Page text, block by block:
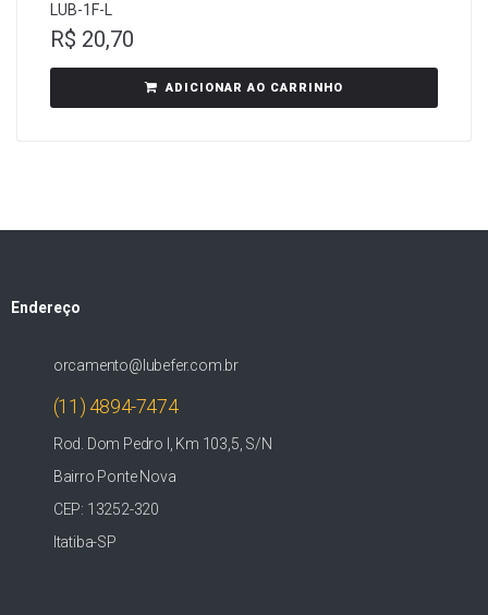
LUB-1F-L
R$ 20,70
ADICIONAR AO CARRINHO
Endereço
orcamento@lubefer.com.br
(11) 4894-7474
Rod. Dom Pedro I, Km 103,5, S/N
Bairro Ponte Nova
CEP: 13252-320
Itatiba-SP